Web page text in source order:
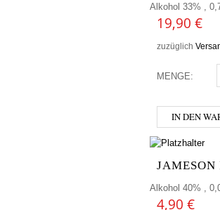
Alkohol 33% ,
19,90 €
zuzüglich
MENGE:
IN DEN
Alkohol 40% ,
4,90 €